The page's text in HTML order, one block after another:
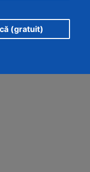
(gratuit)